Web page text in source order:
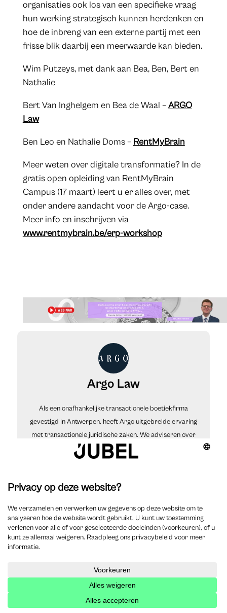
organisaties ook los van een specifieke vraag
hun werking strategisch kunnen herdenken en
hoe de inbreng van een externe partij met een
frisse blik daarbij een meerwaarde kan bieden.
Wim Putzeys, met dank aan Bea, Ben, Bert en
Nathalie
Bert Van Inghelgem en Bea de Waal –ARGO
Law
Ben Leo en Nathalie Doms – RentMyBrain
Meer weten over digitale transformatie? In de
gratis open opleiding van RentMyBrain
Campus (17 maart) leert u er alles over, met
onder andere aandacht voor de Argo-case.
Meer info en inschrijven via
www.rentmybrain.be/erp-workshop
Argo Law
Als een onafhankelijke transactionele boetiekfirma
gevestigd in Antwerpen, heeft Argo uitgebreide ervaring
met transactionele juridische zaken. We adviseren over
corporate/M&A, bank- en financieringskwesties,
belastingzaken, geschillenbeslechting en
hooggespecialiseerd en werkt naadloos samen met de
bieden
Digitale transformatie als strategische hefboom in